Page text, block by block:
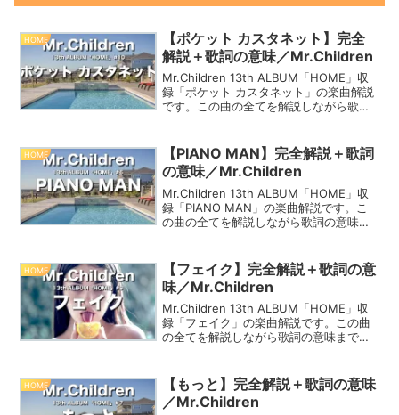
HOME
【ポケット カスタネット】完全
解説＋歌詞の意味／Mr.Children
Mr.Children 13th ALBUM「HOME」収
録「ポケット カスタネット」の楽曲解説
です。この曲の全てを解説しながら歌詞
HOME
【PIANO MAN】完全解説＋歌詞
の意味／Mr.Children
Mr.Children 13th ALBUM「HOME」収
録「PIANO MAN」の楽曲解説です。こ
の曲の全てを解説しながら歌詞の意味ま
HOME
【フェイク】完全解説＋歌詞の意
味／Mr.Children
Mr.Children 13th ALBUM「HOME」収
録「フェイク」の楽曲解説です。この曲
の全てを解説しながら歌詞の意味まで考
HOME
【もっと】完全解説＋歌詞の意味
／Mr.Children